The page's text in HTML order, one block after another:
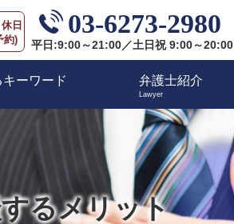
るメリット
日
約)
03-6273-2980
平日:9:00～21:00／土日祝 9:00～20:00
ーワード 弁護士紹介